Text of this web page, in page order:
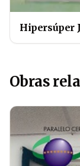
Hipersúper
Obras